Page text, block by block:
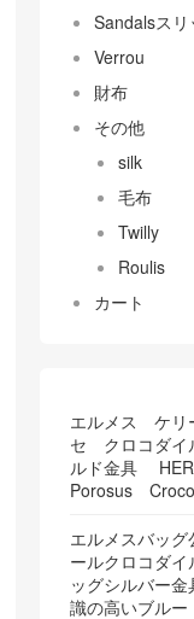
Sandalsスリ
Verrou
財布
その他
silk
毛布
Twilly
Roulis
カート
エルメス ケリ
セ クロコダ
ルド金具
Porosus
エルメスバッ
ールクロコダ
ッグシルバー
識の高いブル